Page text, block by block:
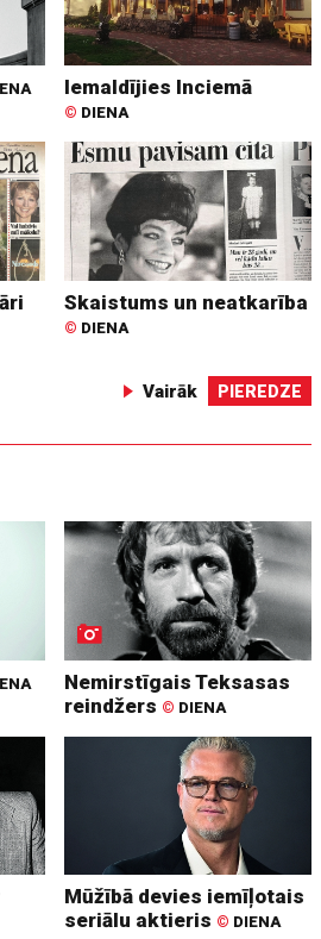
Iemaldījies Inciemā
© DIENA
Skaistums un neatkarība
© DIENA
Vairāk PIEREDZE
Nemirstīgais Teksasas
reindžers © DIENA
Mūžībā devies iemīļotais
seriālu aktieris © DIENA